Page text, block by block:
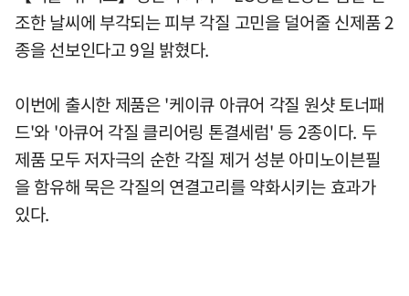
조한 날씨에 부각되는 피부 각질 고민을 덜어줄 신제품 2
종을 선보인다고 9일 밝혔다.
이번에 출시한 제품은 '케이큐 아큐어 각질 원샷 토너패
드'와 '아큐어 각질 클리어링 톤결세럼' 등 2종이다. 두
제품 모두 저자극의 순한 각질 제거 성분 아미노이븐필
을 함유해 묵은 각질의 연결고리를 약화시키는 효과가
있다.